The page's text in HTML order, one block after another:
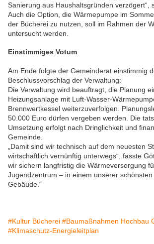
Sanierung aus Haushaltsgründen verzögert“,
Auch die Option, die Wärmepumpe im
der Bücherei zu nutzen, soll im Rahmen der
untersucht werden.
Einstimmiges Votum
Am Ende folgte der Gemeinderat einstimmig
Beschlussvorschlag der Verwaltung:
Die Verwaltung wird beauftragt, die Planung
Heizungsanlage mit Luft-Wasser-
Brennwertkessel weiterzuverfolgen.
50.000 Euro dürfen vergeben werden. Die
Umsetzung erfolgt nach Dringlichkeit und
Gemeinde.
„Damit sind wir technisch auf dem neuesten
wirtschaftlich vernünftig unterwegs“, fasste
wir sichern langfristig die Wärmeversorgung
Jugendzentrum – in einem unserer
Gebäude.“
#Kultur Bücherei #Baumaßnahmen Hochbau
#Klimaschutz-Energieleitplan